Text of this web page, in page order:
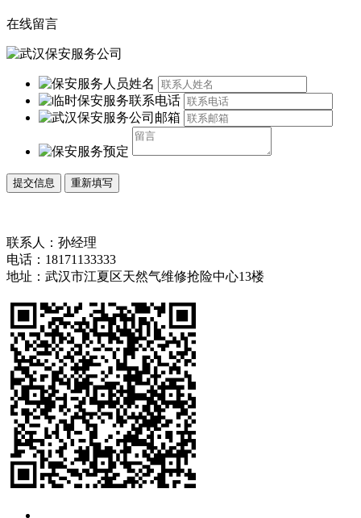
在线留言
联系人：孙经理
电话：18171133333
地址：武汉市江夏区天然气维修抢险中心13楼